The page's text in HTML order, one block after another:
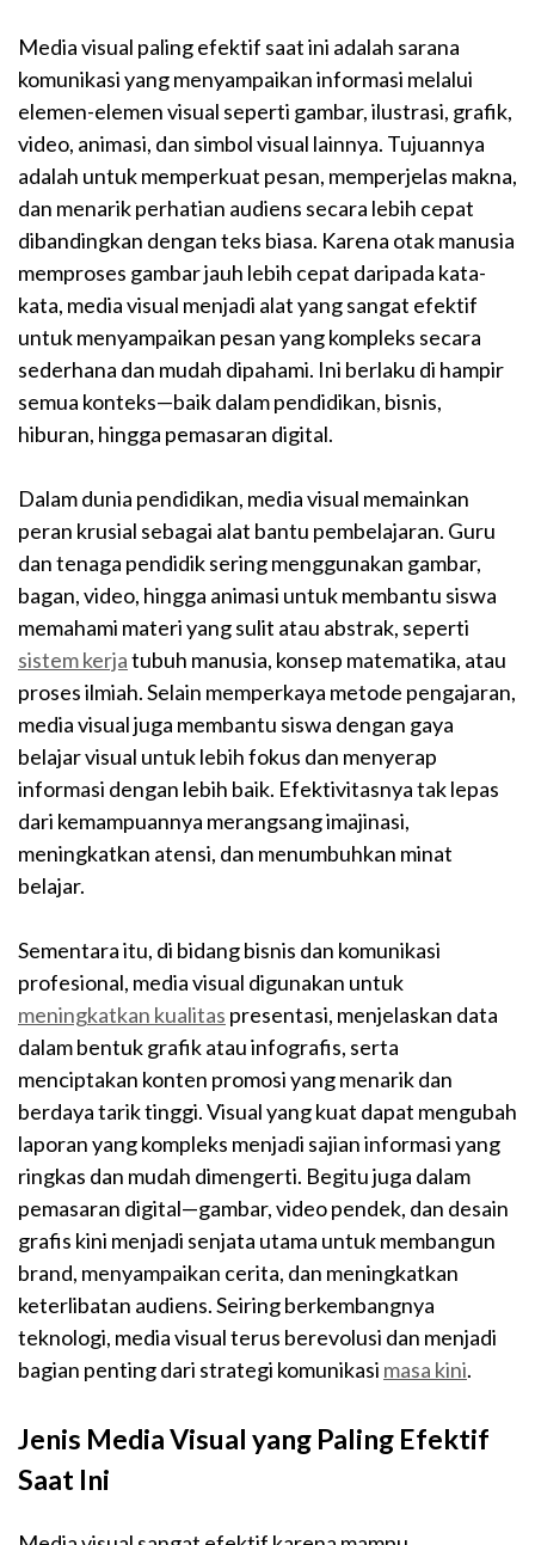
Media visual paling efektif saat ini adalah sarana
komunikasi yang menyampaikan informasi melalui
elemen-elemen visual seperti gambar, ilustrasi, grafik,
video, animasi, dan simbol visual lainnya. Tujuannya
adalah untuk memperkuat pesan, memperjelas makna,
dan menarik perhatian audiens secara lebih cepat
dibandingkan dengan teks biasa. Karena otak manusia
memproses gambar jauh lebih cepat daripada kata-
kata, media visual menjadi alat yang sangat efektif
untuk menyampaikan pesan yang kompleks secara
sederhana dan mudah dipahami. Ini berlaku di hampir
semua konteks—baik dalam pendidikan, bisnis,
hiburan, hingga pemasaran digital.
Dalam dunia pendidikan, media visual memainkan
peran krusial sebagai alat bantu pembelajaran. Guru
dan tenaga pendidik sering menggunakan gambar,
bagan, video, hingga animasi untuk membantu siswa
memahami materi yang sulit atau abstrak, seperti
sistem kerjatubuh manusia, konsep matematika, atau
proses ilmiah. Selain memperkaya metode pengajaran,
media visual juga membantu siswa dengan gaya
belajar visual untuk lebih fokus dan menyerap
informasi dengan lebih baik. Efektivitasnya tak lepas
dari kemampuannya merangsang imajinasi,
meningkatkan atensi, dan menumbuhkan minat
belajar.
Sementara itu, di bidang bisnis dan komunikasi
profesional, media visual digunakan untuk
meningkatkan kualitas presentasi, menjelaskan data
dalam bentuk grafik atau infografis, serta
menciptakan konten promosi yang menarik dan
berdaya tarik tinggi. Visual yang kuat dapat mengubah
laporan yang kompleks menjadi sajian informasi yang
ringkas dan mudah dimengerti. Begitu juga dalam
pemasaran digital—gambar, video pendek, dan desain
grafis kini menjadi senjata utama untuk membangun
brand, menyampaikan cerita, dan meningkatkan
keterlibatan audiens. Seiring berkembangnya
teknologi, media visual terus berevolusi dan menjadi
bagian penting dari strategi komunikasi masa kini.
Jenis Media Visual yang Paling Efektif
Saat Ini